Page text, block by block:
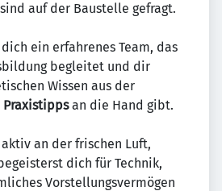
auf der Baustelle gefragt.
ein erfahrenes Team, das
begleitet und dir
Wissen aus der
an die Hand gibt.
an der frischen Luft,
dich für Technik,
Vorstellungsvermögen